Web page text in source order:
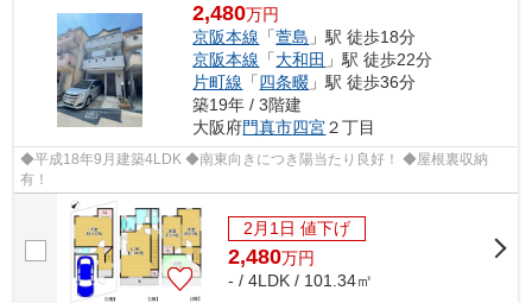
2,480万円
京阪本線 「萱島 」駅 徒歩18分
京阪本線 「大和田 」駅 徒歩22分
片町線 「四条畷 」駅 徒歩36分
築19年 / 3階建
大阪府門真市四宮２丁目
◆平成18年9月建築4LDK ◆南東向きにつき陽当たり良好！ ◆屋根裏収納
有！
2月1日 値下げ
2,480万円
- / 4LDK / 101.34㎡